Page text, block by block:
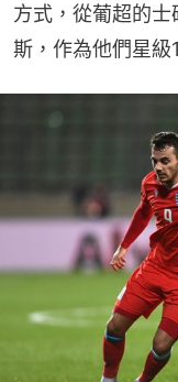
方式，從葡超的
斯，作為他們星級